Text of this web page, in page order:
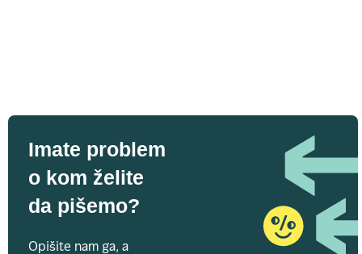
Imate problem
o kom želite
da pišemo?
Opišite nam ga, a